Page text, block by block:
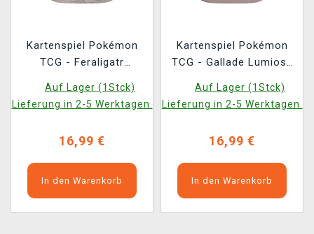
Kartenspiel Pokémon
TCG - Feraligatr
(ENGLISCHE VERSION)
Auf Lager (1Stck)
Lieferung in 2-5 Werktagen.
16,99 €
In den Warenkorb
Kartenspiel Pokémon
TCG - Gallade Lumiose
(ENGLISCHE VERSION)
Auf Lager (1Stck)
Lieferung in 2-5 Werktagen.
16,99 €
In den Warenkorb